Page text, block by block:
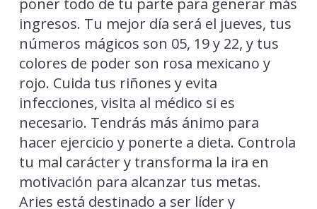
ingresos. Tu mejor día será el jueves, tus
números mágicos son 05, 19 y 22, y tus
colores de poder son rosa mexicano y
rojo. Cuida tus riñones y evita
infecciones, visita al médico si es
necesario. Tendrás más ánimo para
hacer ejercicio y ponerte a dieta. Controla
tu mal carácter y transforma la ira en
motivación para alcanzar tus metas.
Aries está destinado a ser líder y